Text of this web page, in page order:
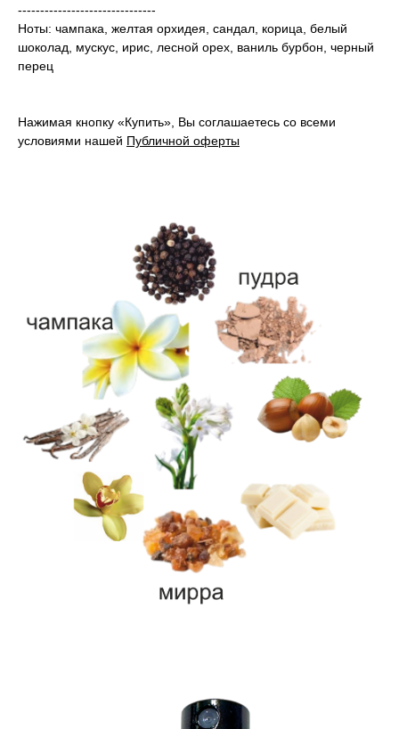
-------------------------------
Ноты: чампака, желтая орхидея, сандал, корица, белый
шоколад, мускус, ирис, лесной орех, ваниль бурбон, черный
перец
Нажимая кнопку «Купить», Вы соглашаетесь со всеми
условиями нашей Публичной оферты